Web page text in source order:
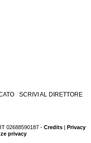
SCRIVI AL DIRETTORE
02688590187 - Credits | Privacy
privacy